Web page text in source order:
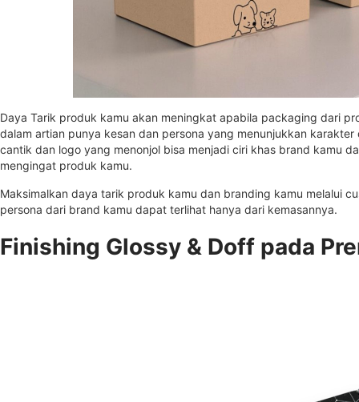
Daya Tarik produk kamu akan meningkat apabila packaging dari
dalam artian punya kesan dan persona yang menunjukkan
cantik dan logo yang menonjol bisa menjadi ciri khas brand kamu
mengingat produk kamu.
Maksimalkan daya tarik produk kamu dan branding kamu melalui
persona dari brand kamu dapat terlihat hanya dari kemasannya.
Finishing Glossy & Doff pada